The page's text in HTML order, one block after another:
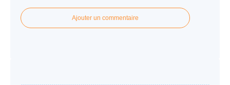
Ajouter un commentaire